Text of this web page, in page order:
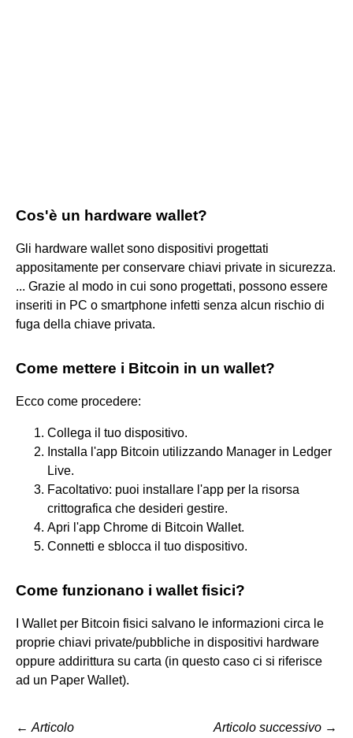
Cos'è un hardware wallet?
Gli hardware wallet sono dispositivi progettati
appositamente per conservare chiavi private in sicurezza.
... Grazie al modo in cui sono progettati, possono essere
inseriti in PC o smartphone infetti senza alcun rischio di
fuga della chiave privata.
Come mettere i Bitcoin in un wallet?
Ecco come procedere:
Collega il tuo dispositivo.
Installa l'app Bitcoin utilizzando Manager in Ledger
Live.
Facoltativo: puoi installare l'app per la risorsa
crittografica che desideri gestire.
Apri l'app Chrome di Bitcoin Wallet.
Connetti e sblocca il tuo dispositivo.
Come funzionano i wallet fisici?
I Wallet per Bitcoin fisici salvano le informazioni circa le
proprie chiavi private/pubbliche in dispositivi hardware
oppure addirittura su carta (in questo caso ci si riferisce
ad un Paper Wallet).
← Articolo
Articolo successivo →